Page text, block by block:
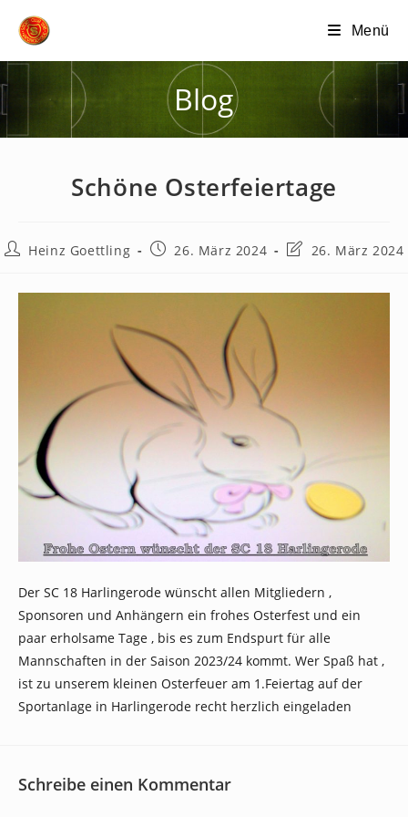
Inhalt
Menü
Blog
Schöne Osterfeiertage
Beitrags-
Heinz Goettling
Beitrag26. März 2024
Beitrag26. März 2024
Der SC 18 Harlingerode wünscht allen Mitgliedern ,
Sponsoren und Anhängern ein frohes Osterfest und ein
paar erholsame Tage , bis es zum Endspurt für alle
Mannschaften in der Saison 2023/24 kommt. Wer Spaß hat ,
ist zu unserem kleinen Osterfeuer am 1.Feiertag auf der
Sportanlage in Harlingerode recht herzlich eingeladen
Schreibe einen Kommentar